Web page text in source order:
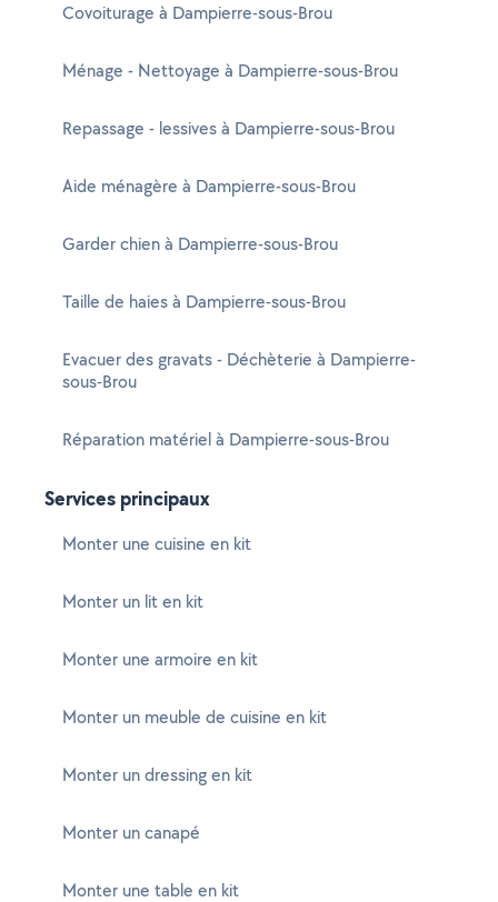
Covoiturage à Dampierre-sous-Brou
Ménage - Nettoyage à Dampierre-sous-Brou
Repassage - lessives à Dampierre-sous-Brou
Aide ménagère à Dampierre-sous-Brou
Garder chien à Dampierre-sous-Brou
Taille de haies à Dampierre-sous-Brou
Evacuer des gravats - Déchèterie à Dampierre-
sous-Brou
Réparation matériel à Dampierre-sous-Brou
Services principaux
Monter une cuisine en kit
Monter un lit en kit
Monter une armoire en kit
Monter un meuble de cuisine en kit
Monter un dressing en kit
Monter un canapé
Monter une table en kit